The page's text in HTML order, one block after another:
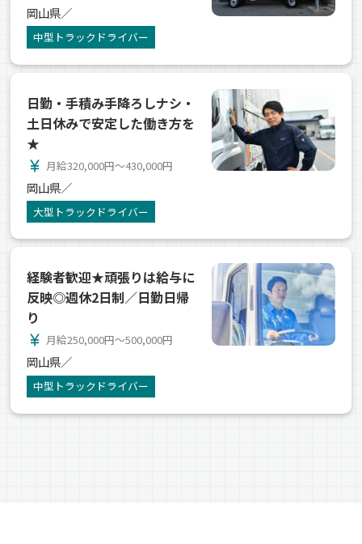
岡山県／
中型トラックドライバー
日勤・手積み手降ろしナシ・
土日休みで安定した働き方を
★
currency_yen 月給320,000円～430,000円
岡山県／
大型トラックドライバー
経験者歓迎★頑張りは給与に
反映◎週休2日制／日勤日帰
り
currency_yen 月給250,000円～500,000円
岡山県／
中型トラックドライバー